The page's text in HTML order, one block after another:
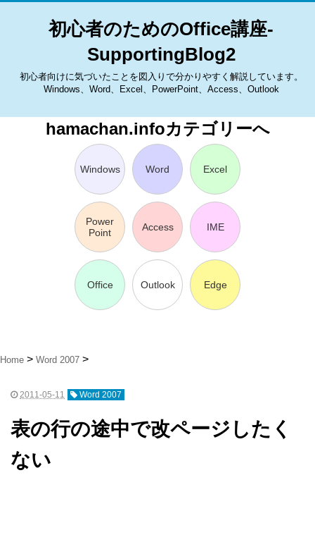
初心者のためのOffice講座-
SupportingBlog2
初心者向けに気づいたことを図入りで分かりやすく解説しています。
Windows、Word、Excel、PowerPoint、Access、Outlook
hamachan.infoカテゴリーへ
Windows Word Excel
Power
Point
Access IME
Office Outlook Edge
Home Word 2007
2011-05-11 Word 2007
表の行の途中で改ページしたく
ない